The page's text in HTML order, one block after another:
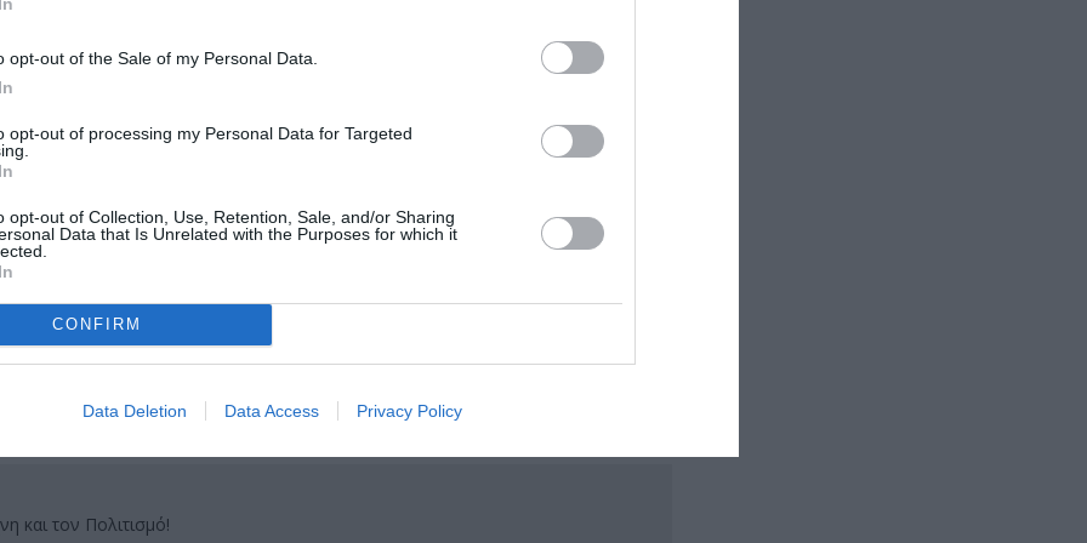
opt-out of the Sale of my Personal Data.
opt-out of processing my Personal Data for Targeted
opt-out of Collection, Use, Retention, Sale, and/or Sharing
Data that Is Unrelated with the Purposes for which it
CONFIRM
Data Deletion Data Access Privacy Policy
14X21, Τιμή: 15 ευρώ
πρώτοι όλες τις ειδήσεις
στοCulturenow.gr
Δες εδώ!❯
και τον Πολιτισμό!